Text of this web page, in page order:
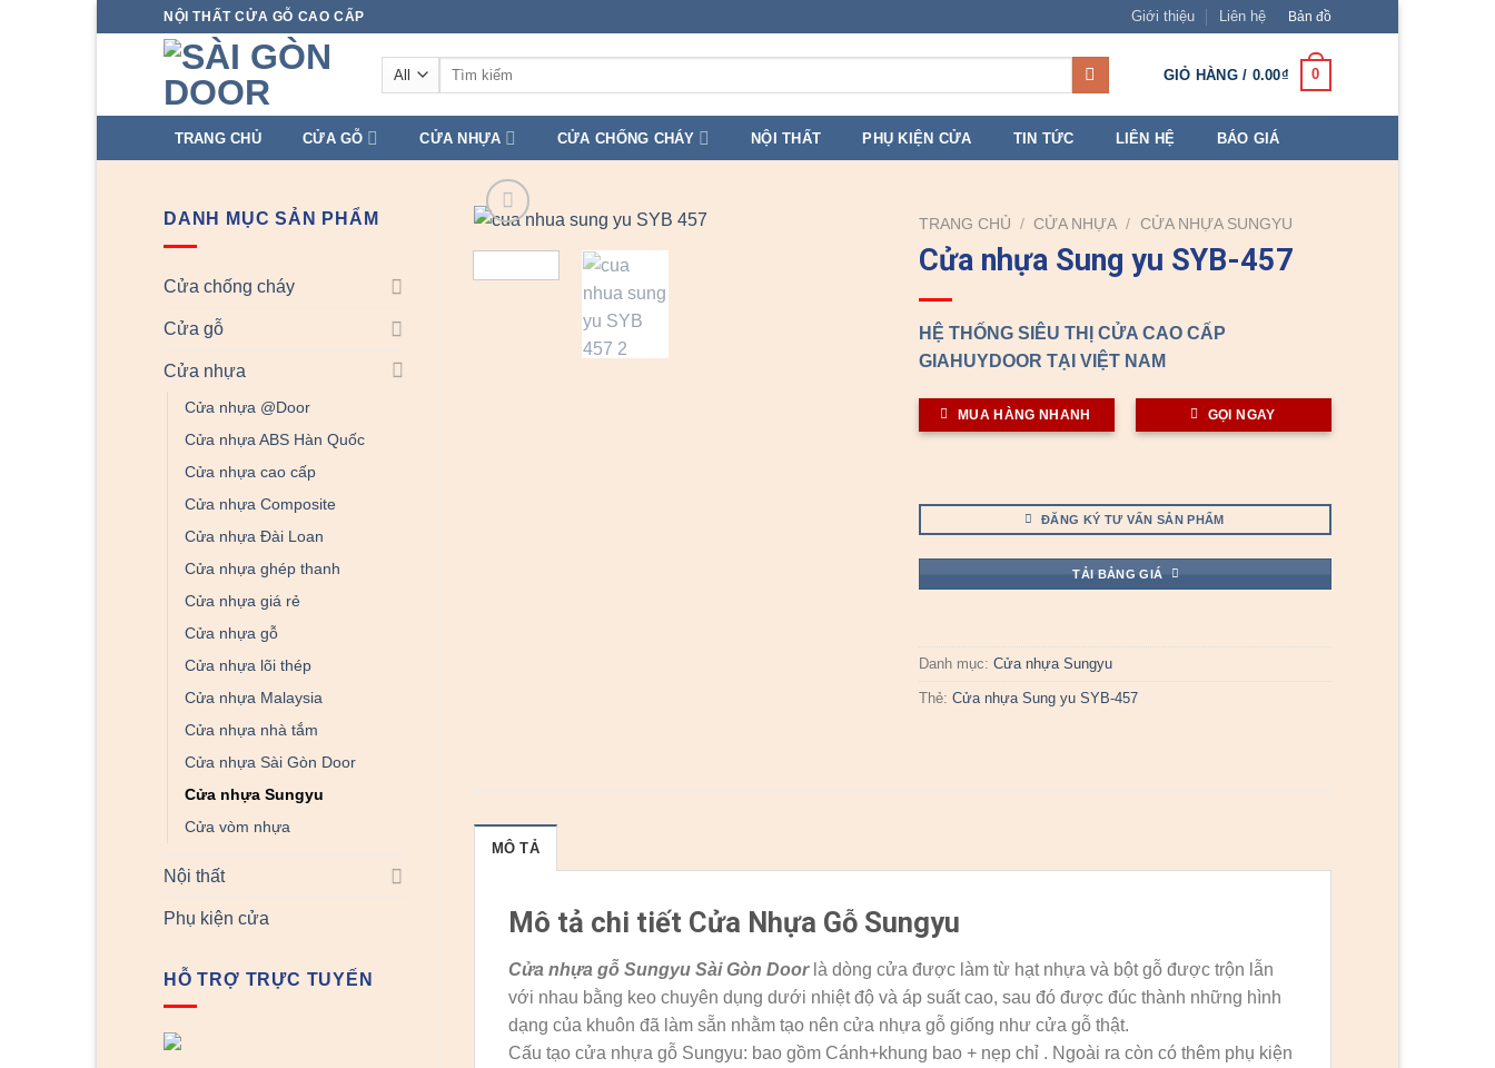
NỘI THẤT CỬA GỖ CAO CẤP Giới thiệu Liên hệ Bản đồ
Tìm
GIỎ HÀNG / 0.00₫ 0
TRANG CHỦ CỬA GỖ CỬA NHỰA CỬA CHỐNG CHÁY NỘI THẤT PHỤ KIỆN CỬA TIN TỨC LIÊN HỆ BÁO GIÁ
DANH MỤC SẢN PHẨM
Cửa chống cháy
Cửa gỗ
Cửa nhựa
Cửa nhựa @Door
Cửa nhựa ABS Hàn Quốc
Cửa nhựa cao cấp
Cửa nhựa Composite
Cửa nhựa Đài Loan
Cửa nhựa ghép thanh
Cửa nhựa giá rẻ
Cửa nhựa gỗ
Cửa nhựa lõi thép
Cửa nhựa Malaysia
Cửa nhựa nhà tắm
Cửa nhựa Sài Gòn Door
Cửa nhựa Sungyu
Cửa vòm nhựa
Nội thất
Phụ kiện cửa
HỖ TRỢ TRỰC TUYẾN
TRANG CHỦ / CỬA NHỰA / CỬA NHỰA SUNGYU
Cửa nhựa Sung yu SYB-457
HỆ THỐNG SIÊU THỊ CỬA CAO CẤP
GIAHUYDOOR TẠI VIỆT NAM
MUA HÀNG NHANH GỌI NGAY
ĐĂNG KÝ TƯ VẤN SẢN PHẨM
TẢI BẢNG GIÁ
Danh mục:Cửa nhựa Sungyu
Thẻ:Cửa nhựa Sung yu SYB-457
MÔ TẢ
Mô tả chi tiết Cửa Nhựa Gỗ Sungyu
Cửa nhựa gỗ Sungyu Sài Gòn Doorlà dòng cửa được làm từ hạt nhựa và bột gỗ được trộn lẫn
với nhau bằng keo chuyên dụng dưới nhiệt độ và áp suất cao, sau đó được đúc thành những hình
dạng của khuôn đã làm sẵn nhằm tạo nên cửa nhựa gỗ giống như cửa gỗ thật.
Cấu tạo cửa nhựa gỗ Sungyu: bao gồm Cánh+khung bao + nẹp chỉ . Ngoài ra còn có thêm phụ kiện